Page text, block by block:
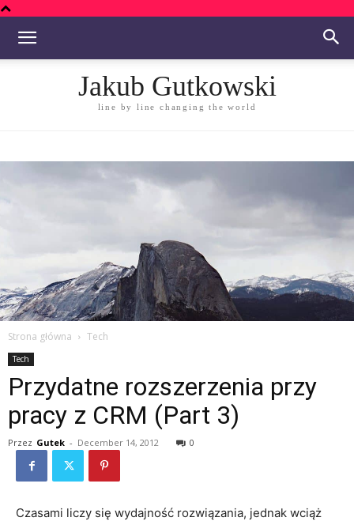
Jakub Gutkowski
line by line changing the world
Strona główna Tech
Tech
Przydatne rozszerzenia przy
pracy z CRM (Part 3)
Przez Gutek - December 14, 2012 0
Czasami liczy się wydajność rozwiązania, jednak wciąż